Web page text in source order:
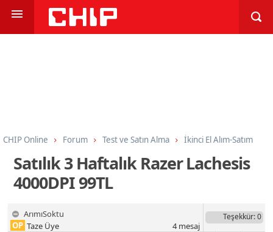
CHIP Online Forum Test ve Satın Alma İkinci El Alım-Satım
Satılık 3 Haftalık Razer Lachesis
4000DPI 99TL
ArımıSoktu
OP Taze Üye
Teşekkür: 0
4mesaj